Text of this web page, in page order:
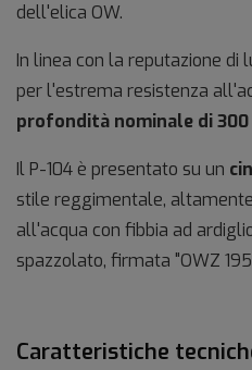
dell'elica OW.
In linea con la reputazione di
per l'estrema resistenza
profondità nominale di 300
Il P-104 è presentato su un
stile reggimentale,
all'acqua con fibbia ad
spazzolato, firmata "OWZ
Caratteristiche